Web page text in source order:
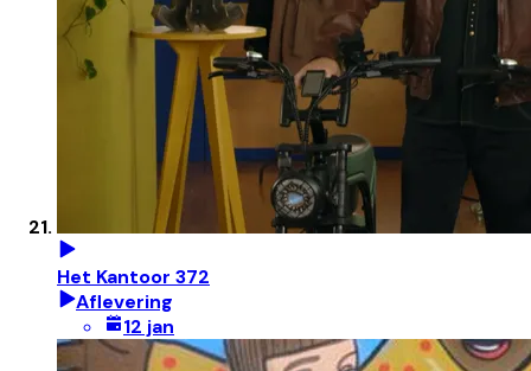
Het Kantoor 372
Aflevering
12 jan